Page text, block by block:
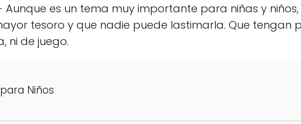
es un tema muy importante para niñas y
tesoro y que nadie puede lastimarla. Que tengan
ni de juego.
Niños